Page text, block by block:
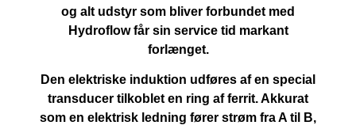
og alt udstyr som bliver forbundet med
Hydroflow får sin service tid markant
forlænget.
Den elektriske induktion udføres af en special
transducer tilkoblet en ring af ferrit. Akkurat
som en elektrisk ledning fører strøm fra A til B,